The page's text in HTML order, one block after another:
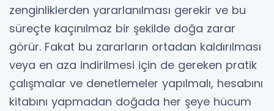
zenginliklerden yararlanılması gerekir ve bu
süreçte kaçınılmaz bir şekilde doğa zarar
görür. Fakat bu zararların ortadan kaldırılması
veya en aza indirilmesi için de gereken pratik
çalışmalar ve denetlemeler yapılmalı, hesabını
kitabını yapmadan doğada her şeye hücum